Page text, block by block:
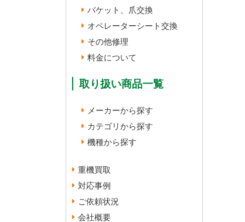
バケット、爪交換
オペレーターシート交換
その他修理
料金について
取り扱い商品一覧
メーカーから探す
カテゴリから探す
機種から探す
重機買取
対応事例
ご依頼状況
会社概要